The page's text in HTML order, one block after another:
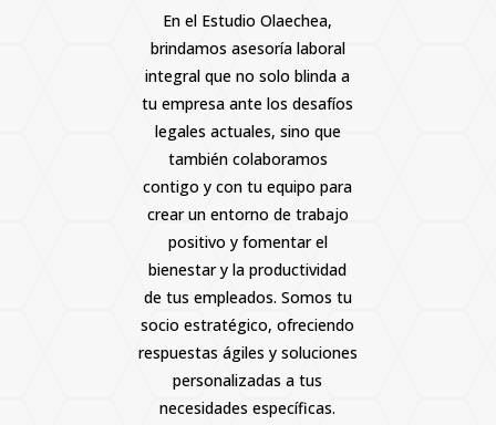
En el Estudio Olaechea,
brindamos asesoría laboral
integral que no solo blinda a
tu empresa ante los desafíos
legales actuales, sino que
también colaboramos
contigo y con tu equipo para
crear un entorno de trabajo
positivo y fomentar el
bienestar y la productividad
de tus empleados. Somos tu
socio estratégico, ofreciendo
respuestas ágiles y soluciones
personalizadas a tus
necesidades específicas.